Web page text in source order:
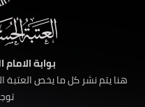
بوابة
هنا يتم نشر كل ما يخص العتبة